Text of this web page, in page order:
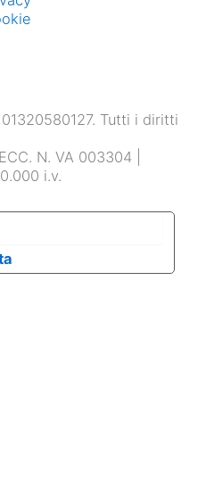
Tutti i diritti
N. VA 003304 |
i.v.
alla privacy